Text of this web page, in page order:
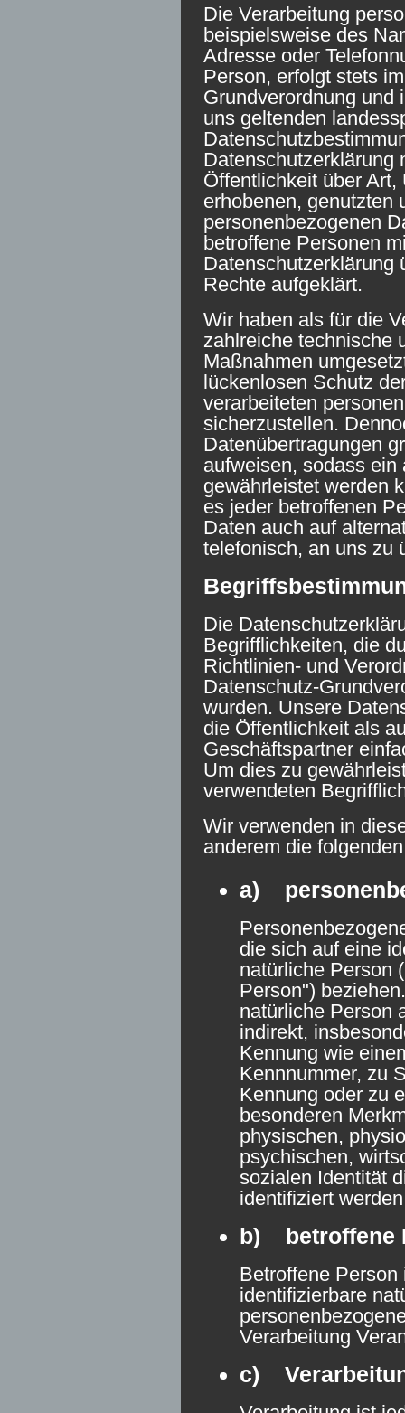
Die Verarbeitung
beispielsweise des
Adresse oder
Person, erfolgt stets
Grundverordnung und
uns geltenden
Datenschutzerklärung
Öffentlichkeit über
erhobenen, genutzten
personenbezogenen
betroffene Personen
Datenschutzerklärung
Rechte aufgeklärt.
Wir haben als für die
zahlreiche technische
Maßnahmen
lückenlosen Schutz
verarbeiteten
sicherzustellen.
Datenübertragungen
aufweisen, sodass
gewährleistet werden
es jeder betroffenen
Daten auch auf
telefonisch, an uns zu
Die
Begrifflichkeiten, die
Richtlinien- und
Datenschutz-
wurden. Unsere
die Öffentlichkeit als
Geschäftspartner
Um dies zu
verwendeten
Wir verwenden in
anderem die
a)
die sich auf eine
natürliche Person
Person")
natürliche Person
indirekt,
Kennung wie
Kennnummer, zu
Kennung oder zu
besonderen
physischen,
psychischen,
sozialen Identität
identifiziert
b) betroffene
Betroffene
identifizierbare
Verarbeitung
c)